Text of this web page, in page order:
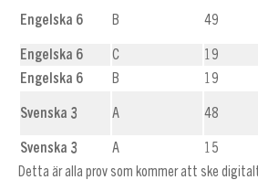
Engelska 6 B 49
Engelska 6
C 19
Engelska 6
B 19
Svenska 3 A 48
Svenska 3
A 15
Detta är alla prov som kommer att ske